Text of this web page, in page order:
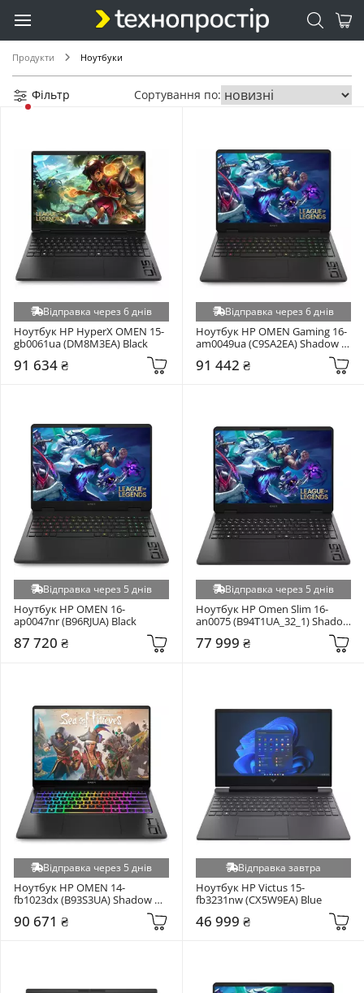
Продукти Ноутбуки
Фільтр Сортування по:
Відправка через 6 днів
Ноутбук HP HyperX OMEN 15-
gb0061ua (DM8M3EA) Black
91 634 ₴
Відправка через 6 днів
Ноутбук HP OMEN Gaming 16-
am0049ua (C9SA2EA) Shadow
91 442 ₴
Відправка через 5 днів
Ноутбук HP OMEN 16-
ap0047nr (B96RJUA) Black
87 720 ₴
Відправка через 5 днів
Ноутбук HP Omen Slim 16-
an0075 (B94T1UA_32_1) Shadow
77 999 ₴
Відправка через 5 днів
Ноутбук HP OMEN 14-
fb1023dx (B93S3UA) Shadow
90 671 ₴
Відправка завтра
Ноутбук HP Victus 15-
fb3231nw (CX5W9EA) Blue
46 999 ₴